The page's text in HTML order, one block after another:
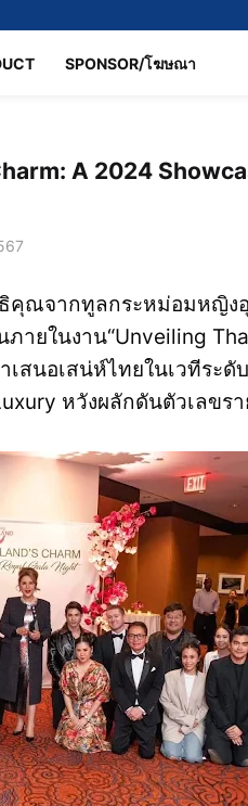
SPONSOR/โฆษณา
A 2024
คุณจากทูลกระหม่อมหญิง
ยในงาน“Unveiling
เสนอเสน่ห์ไทยในเวทีระดั
หวังผลักดันตัวเลขร